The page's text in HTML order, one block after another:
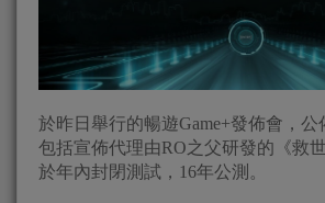
於昨日舉行的暢遊Game+發佈會，公
包括宣佈代理由RO之父研發的《救
於年內封閉測試，16年公測。